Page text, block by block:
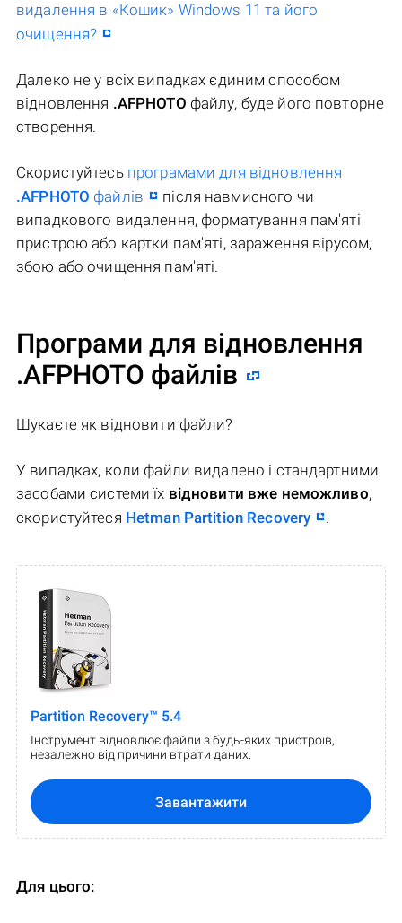
видалення в «Кошик» Windows 11 та його
очищення?
Далеко не у всіх випадках єдиним способом
відновлення .AFPHOTO файлу, буде його повторне
створення.
Скористуйтесь програмами для відновлення
.AFPHOTO файлів
після навмисного чи
випадкового видалення, форматування пам'яті
пристрою або картки пам'яті, зараження вірусом,
збою або очищення пам'яті.
Програми для відновлення
.AFPHOTO файлів
Шукаєте як відновити файли?
У випадках, коли файли видалено і стандартними
засобами системи їх відновити вже неможливо,
скористуйтеся Hetman Partition Recovery .
Partition Recovery™ 5.4
Інструмент відновлює файли з будь-яких пристроїв,
незалежно від причини втрати даних.
Завантажити
Для цього: